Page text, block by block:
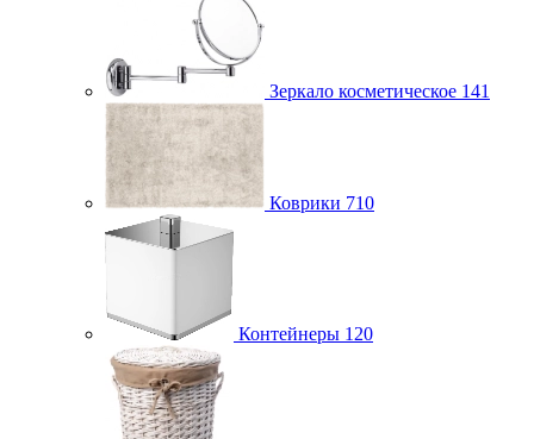
Зеркало косметическое 141
Коврики 710
Контейнеры 120